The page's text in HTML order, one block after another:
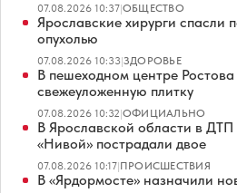
07.08.2026 10:37|ОБЩЕСТВО
Ярославские хирурги спасли
опухолью
07.08.2026 10:33|ЗДОРОВЬЕ
В пешеходном центре
свежеуложенную плитку
07.08.2026 10:32|ОФИЦИАЛЬНО
В Ярославской области в
«Нивой» пострадали двое
07.08.2026 10:17|ПРОИСШЕСТВИЯ
В «Ярдормосте» назначили